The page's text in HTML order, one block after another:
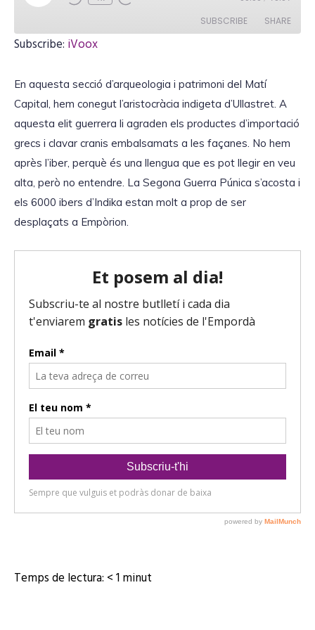
l
E
p
o
d
e
SUBSCRIBE SHARE
RSS FEED
LINK
EMBED
Subscribe: iVoox
En aquesta secció d’arqueologia i patrimoni del Matí
Capital, hem conegut l’aristocràcia indigeta d’Ullastret. A
aquesta elit guerrera li agraden els productes d’importació
grecs i clavar cranis embalsamats a les façanes. No hem
après l’iber, perquè és una llengua que es pot llegir en veu
alta, però no entendre. La Segona Guerra Púnica s’acosta i
els 6000 ibers d’Indika estan molt a prop de ser
desplaçats a Empòrion.
Temps de lectura: < 1minut